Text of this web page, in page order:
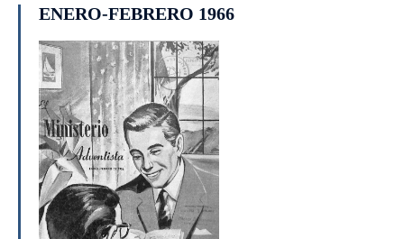
ENERO-FEBRERO 1966